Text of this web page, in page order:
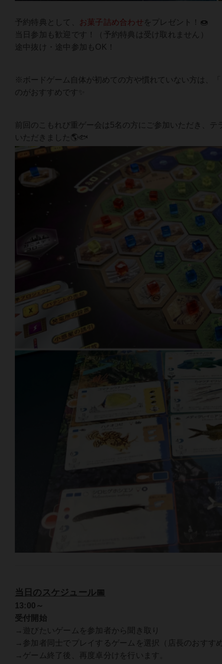
予約特典として、 お菓子詰め合わせ をプレゼント！🍩
当日参加も歓迎です！（予約特典は受け取れません）
途中抜け・途中参加もOK！
※ボードゲーム自体が初めての方や慣れていない方は、
のがおすすめです✨
前回のこもれび重ゲー会は5名の方にご参加いただき、
いただきました🌎🐟
当日のスケジュール📅
13:00～
受付開始
→遊びたいゲームを参加者から聞き取り
→参加者同士でプレイするゲームを選択（店長のおすす
→ゲーム終了後、再度卓分けを行います。